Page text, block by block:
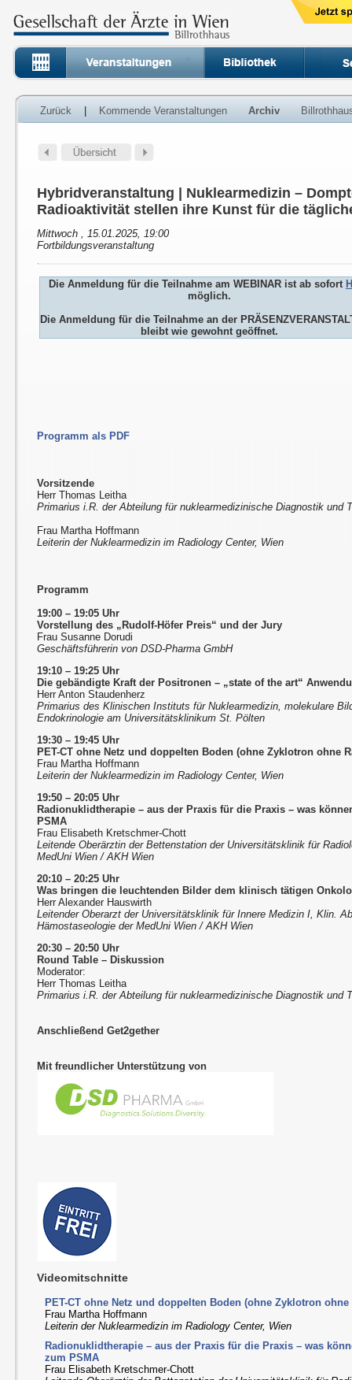
Zurück Kommende Veranstaltungen Archiv
Hybridveranstaltung | Nuklearmedizin –
Radioaktivität stellen ihre Kunst für die
Mittwoch , 15.01.2025, 19:00
Fortbildungsveranstaltung
Die Anmeldung für die Teilnahme am WEBINAR ist ab sofort
möglich.
Die Anmeldung für die Teilnahme an der
bleibt wie gewohnt geöffnet.
Programm als PDF
Vorsitzende
Herr Thomas Leitha
Primarius i.R. der Abteilung für nuklearmedizinische Diagnostik und
Frau Martha Hoffmann
Leiterin der Nuklearmedizin im Radiology Center, Wien
Programm
19:00 – 19:05 Uhr
Vorstellung des „Rudolf-Höfer Preis“ und der Jury
Frau Susanne Dorudi
Geschäftsführerin von DSD-Pharma GmbH
19:10 – 19:25 Uhr
Die gebändigte Kraft der Positronen – „state of the art“
Herr Anton Staudenherz
Primarius des Klinischen Instituts für Nuklearmedizin, molekulare
Endokrinologie am Universitätsklinikum St. Pölten
19:30 – 19:45 Uhr
PET-CT ohne Netz und doppelten Boden (ohne Zyklotron ohne
Frau Martha Hoffmann
Leiterin der Nuklearmedizin im Radiology Center, Wien
19:50 – 20:05 Uhr
Radionuklidtherapie – aus der Praxis für die Praxis – was
PSMA
Frau Elisabeth Kretschmer-Chott
Leitende Oberärztin der Bettenstation der Universitätsklinik für
MedUni Wien / AKH Wien
20:10 – 20:25 Uhr
Was bringen die leuchtenden Bilder dem klinisch tätigen
Herr Alexander Hauswirth
Leitender Oberarzt der Universitätsklinik für Innere Medizin I, Klin.
Hämostaseologie der MedUni Wien / AKH Wien
20:30 – 20:50 Uhr
Round Table – Diskussion
Moderator:
Herr Thomas Leitha
Primarius i.R. der Abteilung für nuklearmedizinische Diagnostik und
Anschließend Get2gether
Mit freundlicher Unterstützung von
Videomitschnitte
PET-CT ohne Netz und doppelten Boden (ohne Zyklotron
Frau Martha Hoffmann
Leiterin der Nuklearmedizin im Radiology Center, Wien
Radionuklidtherapie – aus der Praxis für die Praxis – was
zum PSMA
Frau Elisabeth Kretschmer-Chott